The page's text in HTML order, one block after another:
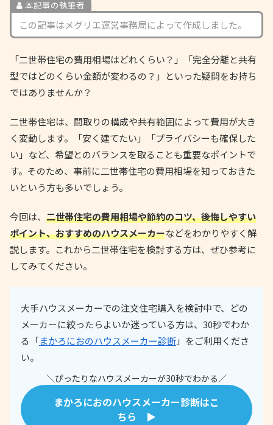
本記事の執筆者
この記事はメグリエ運営事務局によって作成しました。
「二世帯住宅の費用相場はどれくらい？」「完全分離と共有
型ではどのくらい金額が変わるの？」といった疑問をお持ち
ではありませんか？
二世帯住宅は、間取りの構成や共有範囲によって費用が大き
く変動します。「安く建てたい」「プライバシーも確保した
い」など、希望とのバランスを取ることも重要なポイントで
す。そのため、事前に二世帯住宅の費用相場を知っておきた
いという方も多いでしょう。
今回は、 二世帯住宅の費用相場や節約のコツ、後悔しやすい
ポイント、おすすめのハウスメーカーなどをわかりやすく解
説します。これから二世帯住宅を検討する方は、ぜひ参考に
してみてください。
大手ハウスメーカーでの注文住宅購入を検討中で、どの
メーカーに絞ったらよいか迷っている方は、30秒でわか
る「まかろにおのハウスメーカー診断」をご利用くださ
い。
＼ぴったりなハウスメーカーが30秒でわかる／
まかろにおのハウスメーカー診断はこ
ちら ▶